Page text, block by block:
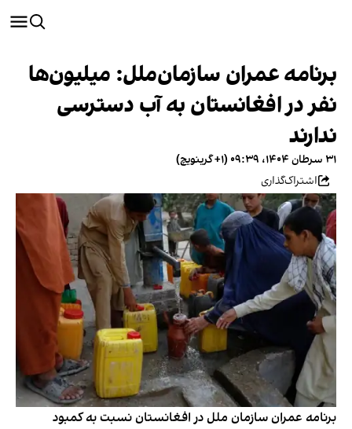
برنامه عمران سازمان‌ملل: میلیون‌ها
نفر در افغانستان به آب دسترسی
ندارند
۳۱ سرطان ۱۴۰۴، ۰۹:۳۹ (‎+۱ گرینویچ)
اشتراک‌گذاری
برنامه عمران سازمان ملل در افغانستان نسبت به کمبود